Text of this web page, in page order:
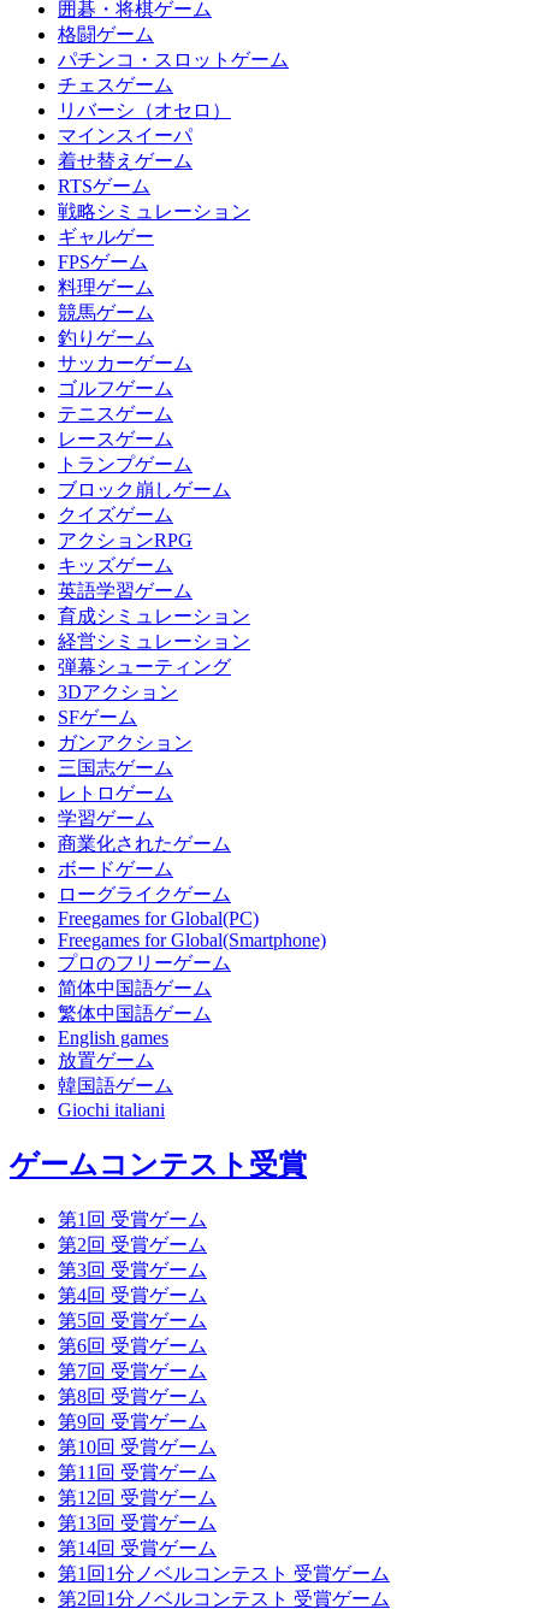
囲碁・将棋ゲーム
格闘ゲーム
パチンコ・スロットゲーム
チェスゲーム
リバーシ（オセロ）
マインスイーパ
着せ替えゲーム
RTSゲーム
戦略シミュレーション
ギャルゲー
FPSゲーム
料理ゲーム
競馬ゲーム
釣りゲーム
サッカーゲーム
ゴルフゲーム
テニスゲーム
レースゲーム
トランプゲーム
ブロック崩しゲーム
クイズゲーム
アクションRPG
キッズゲーム
英語学習ゲーム
育成シミュレーション
経営シミュレーション
弾幕シューティング
3Dアクション
SFゲーム
ガンアクション
三国志ゲーム
レトロゲーム
学習ゲーム
商業化されたゲーム
ボードゲーム
ローグライクゲーム
Freegames for Global(PC)
Freegames for Global(Smartphone)
プロのフリーゲーム
简体中国語ゲーム
繁体中国語ゲーム
English games
放置ゲーム
韓国語ゲーム
Giochi italiani
ゲームコンテスト受賞
第1回 受賞ゲーム
第2回 受賞ゲーム
第3回 受賞ゲーム
第4回 受賞ゲーム
第5回 受賞ゲーム
第6回 受賞ゲーム
第7回 受賞ゲーム
第8回 受賞ゲーム
第9回 受賞ゲーム
第10回 受賞ゲーム
第11回 受賞ゲーム
第12回 受賞ゲーム
第13回 受賞ゲーム
第14回 受賞ゲーム
第1回1分ノベルコンテスト 受賞ゲーム
第2回1分ノベルコンテスト 受賞ゲーム